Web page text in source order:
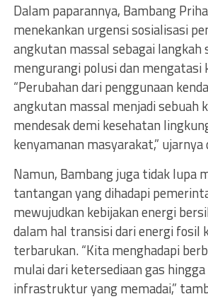
Dalam paparannya, Bambang
menekankan urgensi sosialisasi
angkutan massal sebagai
mengurangi polusi dan mengatasi
“Perubahan dari penggunaan
angkutan massal menjadi sebuah
mendesak demi kesehatan
kenyamanan masyarakat,”
Namun, Bambang juga tidak lupa
tantangan yang dihadapi
mewujudkan kebijakan energi
dalam hal transisi dari energi fosil
terbarukan. “Kita menghadapi
mulai dari ketersediaan gas
infrastruktur yang memadai,”